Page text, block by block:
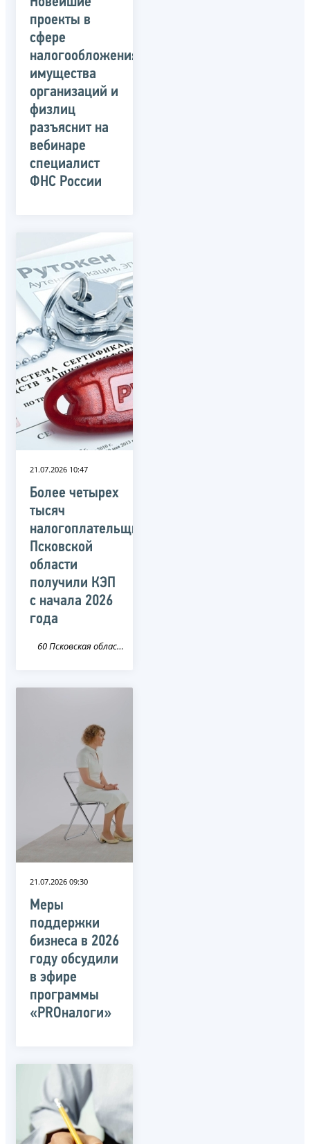
проекты в
сфере
налогообложения
имущества
организаций и
физлиц
разъяснит на
вебинаре
специалист
ФНС России
21.07.2026 10:47
Более четырех
тысяч
налогоплательщиков
Псковской
области
получили КЭП
с начала 2026
года
60 Псковская область
21.07.2026 09:30
Меры
поддержки
бизнеса в 2026
году обсудили
в эфире
программы
«PROналоги»